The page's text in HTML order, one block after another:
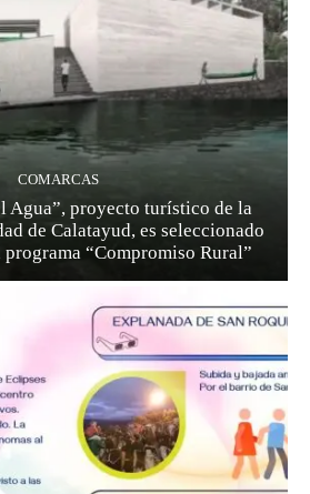
COMARCAS
Agua”, proyecto turístico de la
de Calatayud, es seleccionado
“Compromiso Rural”